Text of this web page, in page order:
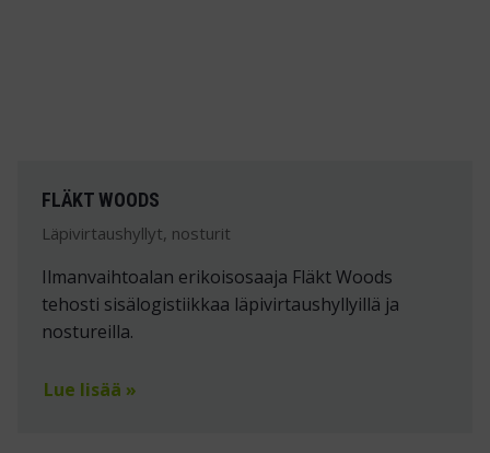
FLÄKT WOODS
Läpivirtaushyllyt, nosturit
Ilmanvaihtoalan erikoisosaaja Fläkt Woods
tehosti sisälogistiikkaa läpivirtaushyllyillä ja
nostureilla.
Lue lisää »